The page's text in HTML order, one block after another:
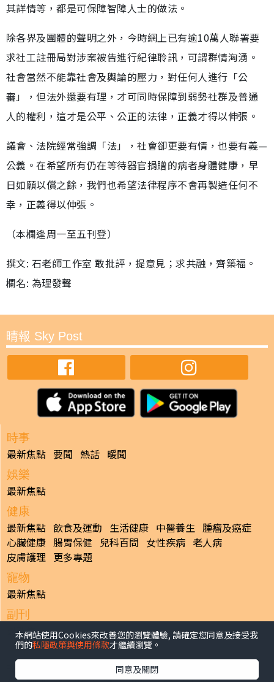
其詳情等，都是可保障智障人士的做法。
除各界及團體的聲明之外，今時網上已有逾10萬人聯署要
求社工註冊局對涉案被告進行紀律聆訊，可謂群情洶湧。
社會當然不能靠社會及輿論的壓力，對任何人進行「公
審」，但法外還要有理，才可同時保障到弱勢社群及普通
人的權利，這才是公平、公正的法律，正義才得以伸張。
議會、法院經常強調「法」，社會卻更要有情，也要有義—
公義。在希望所有仍在等待器官捐贈的病者身體健康，早
日如願以償之餘，我們也希望法律程序不會再製造任何不
幸，正義得以伸張。
（本欄逢周一至五刊登）
撰文: 石老師工作室 敢批評，提意見；求共融，齊築福。
欄名: 為理發聲
晴報 Sky Post
時事
最新焦點 要聞 熱話 暖聞
娛樂
最新焦點
健康
最新焦點 飲食及運動 生活健康 中醫養生 腫瘤及癌症
心臟健康 腸胃保健 兒科百問 女性疾病 老人病
皮膚護理 更多專題
寵物
最新焦點
副刊
最新焦點
日報
中國/國際
本網站使用Cookies來改善您的瀏覽體驗, 請確定您同意及接受我
們的私隱政策與使用條款才繼續瀏覽。
同意及關閉